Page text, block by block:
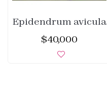
Epidendrum avicula
$40,000